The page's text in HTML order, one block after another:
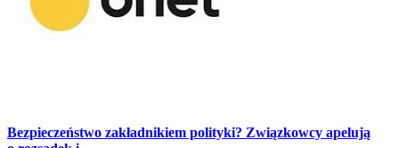
Bezpieczeństwo zakładnikiem polityki? Związkowcy apelują